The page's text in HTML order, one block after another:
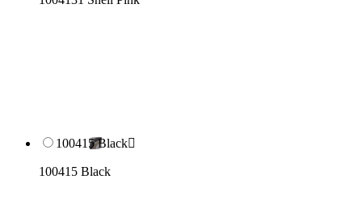
100415 Black
100415 Black